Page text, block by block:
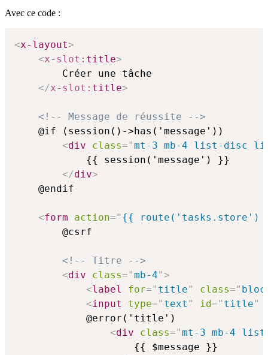
Avec ce code :
<x-layout>
<x-slot: title>
        Créer une tâche
</x-slot: title>
<!-- Message de réussite -->
    @if (session()->has('message'))
<div class="mt-3 mb-4 list-disc
            {{ session('message') }}
</div>
    @endif
<form action=" {{ route('tasks.store')
        @csrf
<!-- Titre -->
<div class="mb-4">
<label for=" title" class="
<input type=" text " id=" title"
            @error('title')
<div class="mt-3 mb-4
                    {{ $message }}